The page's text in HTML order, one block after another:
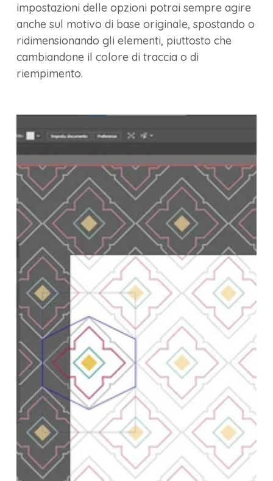
impostazioni delle opzioni potrai sempre agire
anche sul motivo di base originale, spostando o
ridimensionando gli elementi, piuttosto che
cambiandone il colore di traccia o di
riempimento.